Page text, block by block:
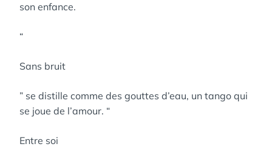
son enfance.
“
Sans bruit
” se distille comme des gouttes d’eau, un tango qui
se joue de l’amour. “
Entre soi